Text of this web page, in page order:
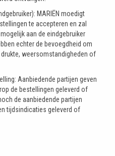
MARIËN moedigt
te accepteren en zal
aan de eindgebruiker
echter de bevoegdheid om
weersomstandigheden of
Aanbiedende partijen geven
de bestellingen geleverd of
de aanbiedende partijen
tijdsindicaties geleverd of